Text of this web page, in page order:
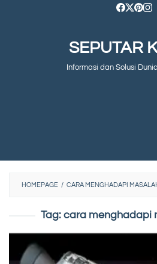
SEPUTAR
Informasi dan Solusi
HOMEPAGE / CARA MENGHADAPI
Tag: cara menghadapi